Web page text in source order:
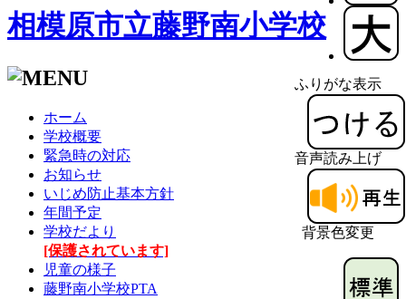
ふりがな表示
音声読み上げ
背景色変更
相模原市立藤野南小学校
ホーム
学校概要
緊急時の対応
お知らせ
いじめ防止基本方針
年間予定
学校だより
[保護されています]
児童の様子
藤野南小学校PTA